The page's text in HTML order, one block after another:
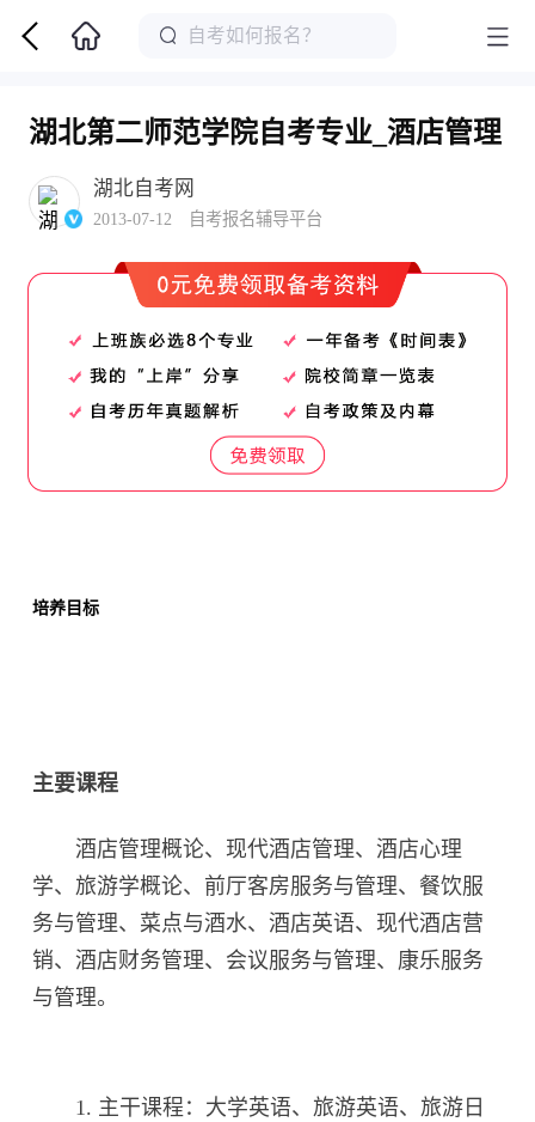
湖北第二师范学院自考专业_酒店管理
湖北自考网
2013-07-12 自考报名辅导平台
培养目标
主要课程
酒店管理概论、现代酒店管理、酒店心理
学、旅游学概论、前厅客房服务与管理、餐饮服
务与管理、菜点与酒水、酒店英语、现代酒店营
销、酒店财务管理、会议服务与管理、康乐服务
与管理。
1. 主干课程：大学英语、旅游英语、旅游日